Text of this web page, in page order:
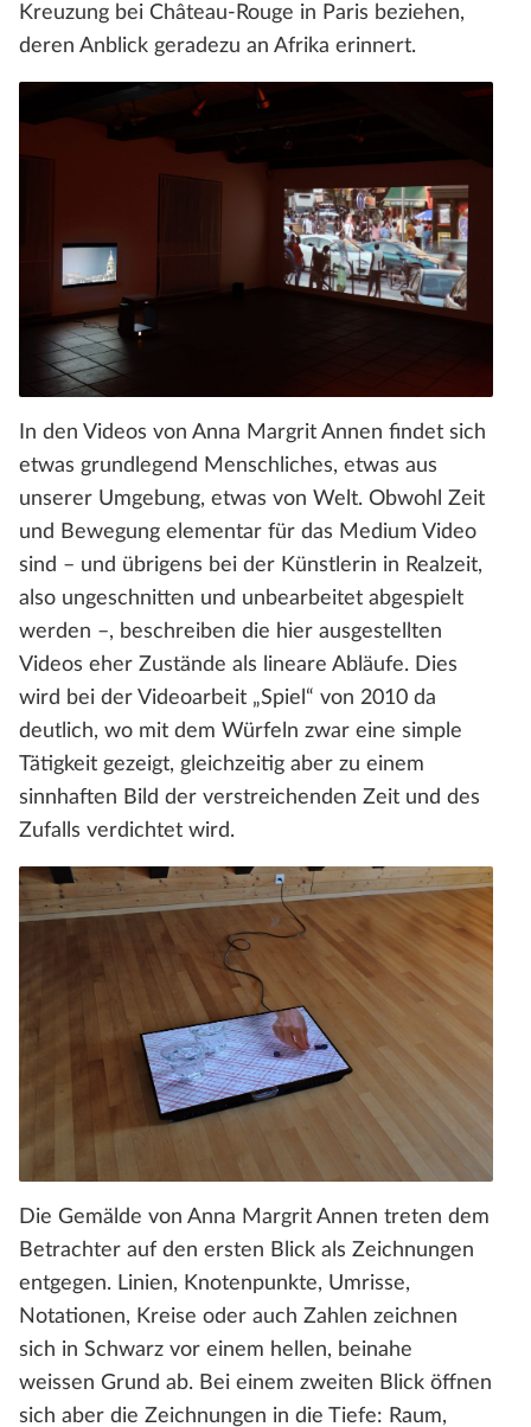
Kreuzung bei Château-Rouge in Paris beziehen,
deren Anblick geradezu an Afrika erinnert.
In den Videos von Anna Margrit Annen findet sich
etwas grundlegend Menschliches, etwas aus
unserer Umgebung, etwas von Welt. Obwohl Zeit
und Bewegung elementar für das Medium Video
sind – und übrigens bei der Künstlerin in Realzeit,
also ungeschnitten und unbearbeitet abgespielt
werden –, beschreiben die hier ausgestellten
Videos eher Zustände als lineare Abläufe. Dies
wird bei der Videoarbeit „Spiel“ von 2010 da
deutlich, wo mit dem Würfeln zwar eine simple
Tätigkeit gezeigt, gleichzeitig aber zu einem
sinnhaften Bild der verstreichenden Zeit und des
Zufalls verdichtet wird.
Die Gemälde von Anna Margrit Annen treten dem
Betrachter auf den ersten Blick als Zeichnungen
entgegen. Linien, Knotenpunkte, Umrisse,
Notationen, Kreise oder auch Zahlen zeichnen
sich in Schwarz vor einem hellen, beinahe
weissen Grund ab. Bei einem zweiten Blick öffnen
sich aber die Zeichnungen in die Tiefe: Raum,